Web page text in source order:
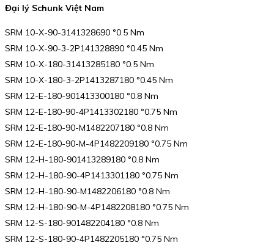
Đại lý Schunk Việt Nam
SRM 10-X-90-3141328690 °0.5 Nm
SRM 10-X-90-3-2P141328890 °0.45 Nm
SRM 10-X-180-31413285180 °0.5 Nm
SRM 10-X-180-3-2P1413287180 °0.45 Nm
SRM 12-E-180-901413300180 °0.8 Nm
SRM 12-E-180-90-4P1413302180 °0.75 Nm
SRM 12-E-180-90-M1482207180 °0.8 Nm
SRM 12-E-180-90-M-4P1482209180 °0.75 Nm
SRM 12-H-180-901413289180 °0.8 Nm
SRM 12-H-180-90-4P1413301180 °0.75 Nm
SRM 12-H-180-90-M1482206180 °0.8 Nm
SRM 12-H-180-90-M-4P1482208180 °0.75 Nm
SRM 12-S-180-901482204180 °0.8 Nm
SRM 12-S-180-90-4P1482205180 °0.75 Nm